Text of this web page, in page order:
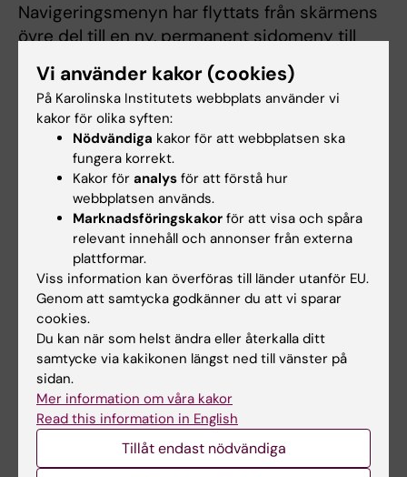
Navigeringsmenyn har flyttats från skärmens
övre del till en ny, permanent sidomeny till
vänster, i enlighet med bästa praxis för
design. Rubrikfältet och
navigeringsalternativen finns nu i sidomenyn.
Vi använder kakor (cookies)
På Karolinska Institutets webbplats använder vi
kakor för olika syften:
Nödvändiga kakor för att webbplatsen ska
fungera korrekt.
Kakor för analys för att förstå hur
webbplatsen används.
Marknadsföringskakor för att visa och spåra
relevant innehåll och annonser från externa
plattformar.
Viss information kan överföras till länder utanför EU.
Genom att samtycka godkänner du att vi sparar
cookies.
Du kan när som helst ändra eller återkalla ditt
samtycke via kakikonen längst ned till vänster på
sidan.
Mer information om våra kakor
Read this information in English
Tillåt endast nödvändiga